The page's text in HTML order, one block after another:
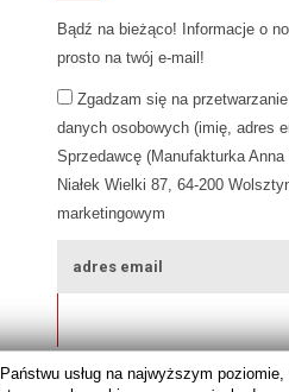
Bądź na bieżąco! Informacje o
prosto na twój e-mail!
Zgadzam się na
danych osobowych (imię, adres
Sprzedawcę (Manufakturka Anna
Niałek Wielki 87, 64-200
marketingowym
usług na najwyższym